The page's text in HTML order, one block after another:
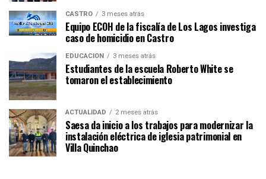
CASTRO 3 meses atrás
Equipo ECOH de la fiscalía de Los Lagos investiga
caso de homicidio en Castro
EDUCACIÓN 3 meses atrás
Estudiantes de la escuela Roberto White se
tomaron el establecimiento
ACTUALIDAD 2 meses atrás
Saesa da inicio a los trabajos para modernizar la
instalación eléctrica de iglesia patrimonial en
Villa Quinchao